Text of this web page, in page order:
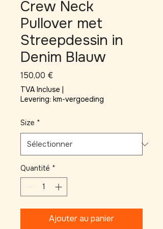
Crew Neck
Pullover met
Streepdessin in
Denim Blauw
150,00 €Prix
TVA Incluse |
Levering: km-vergoeding
Size *
Quantité *
Ajouter au panier